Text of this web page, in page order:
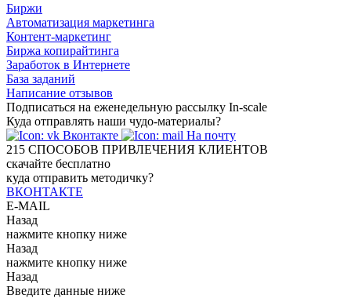
Биржи
Автоматизация маркетинга
Контент-маркетинг
Биржа копирайтинга
Заработок в Интернете
База заданий
Написание отзывов
Подписаться на еженедельную рассылку In-scale
Куда отправлять наши чудо-материалы?
Вконтакте
На почту
215 СПОСОБОВ ПРИВЛЕЧЕНИЯ КЛИЕНТОВ
скачайте бесплатно
куда отправить методичку?
ВКОНТАКТЕ
E-MAIL
Назад
нажмите кнопку ниже
Назад
нажмите кнопку ниже
Назад
Введите данные ниже